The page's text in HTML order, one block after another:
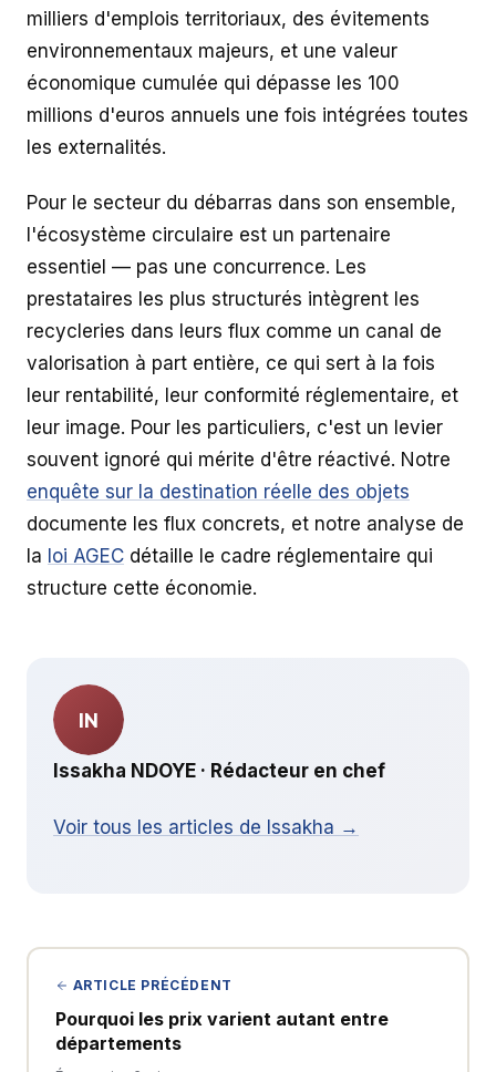
milliers d'emplois territoriaux, des évitements
environnementaux majeurs, et une valeur
économique cumulée qui dépasse les 100
millions d'euros annuels une fois intégrées toutes
les externalités.
Pour le secteur du débarras dans son ensemble,
l'écosystème circulaire est un partenaire
essentiel — pas une concurrence. Les
prestataires les plus structurés intègrent les
recycleries dans leurs flux comme un canal de
valorisation à part entière, ce qui sert à la fois
leur rentabilité, leur conformité réglementaire, et
leur image. Pour les particuliers, c'est un levier
souvent ignoré qui mérite d'être réactivé. Notre
enquête sur la destination réelle des objets
documente les flux concrets, et notre analyse de
la loi AGEC détaille le cadre réglementaire qui
structure cette économie.
IN
Issakha NDOYE · Rédacteur en chef
Voir tous les articles de Issakha →
ARTICLE PRÉCÉDENT
Pourquoi les prix varient autant entre
départements